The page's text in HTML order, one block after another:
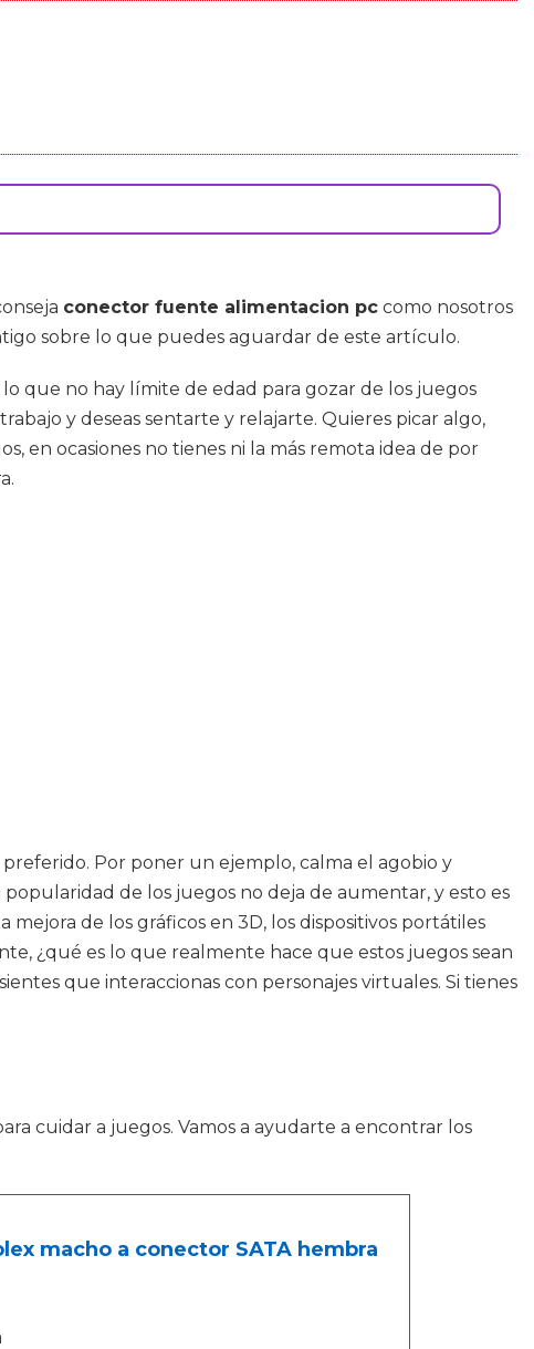
conector fuente alimentacion pc como nosotros
sobre lo que puedes aguardar de este artículo.
que no hay límite de edad para gozar de los juegos
y deseas sentarte y relajarte. Quieres picar algo,
en ocasiones no tienes ni la más remota idea de por
Por poner un ejemplo, calma el agobio y
de los juegos no deja de aumentar, y esto es
de los gráficos en 3D, los dispositivos portátiles
¿qué es lo que realmente hace que estos juegos sean
que interaccionas con personajes virtuales. Si tienes
cuidar a juegos. Vamos a ayudarte a encontrar los
macho a conector SATA hembra